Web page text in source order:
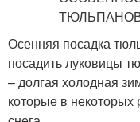
Осенняя посадка
посадить луковицы
– долгая холодная
которые в